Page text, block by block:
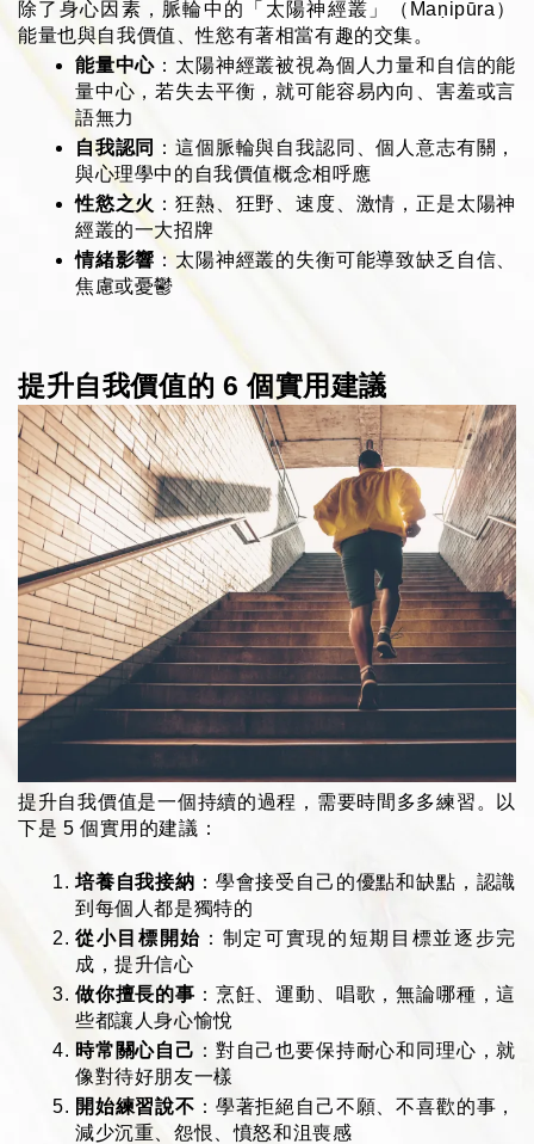
除了身心因素，脈輪中的「太陽神經叢」（Maṇipūra）
能量也與自我價值、性慾有著相當有趣的交集。
能量中心 ：太陽神經叢被視為個人力量和自信的能
量中心，若失去平衡，就可能容易內向、害羞或言
語無力
自我認同
：這個脈輪與自我認同、個人意志有關，
與心理學中的自我價值概念相呼應
性慾之火 ：狂熱、狂野、速度、激情，正是太陽神
經叢的一大招牌
情緒影響 ：太陽神經叢的失衡可能導致缺乏自信、
焦慮或憂鬱
提升自我價值的 6 個實用建議
提升自我價值是一個持續的過程，需要時間多多練習。以
下是 5 個實用的建議：
培養自我接納 ：學會接受自己的優點和缺點，認識
到每個人都是獨特的
從小目標開始 ：制定可實現的短期目標並逐步完
成，提升信心
做你擅長的事 ：烹飪、運動、唱歌，無論哪種，這
些都讓人身心愉悅
時常關心自己 ：對自己也要保持耐心和同理心，就
像對待好朋友一樣
開始練習說不 ：學著拒絕自己不願、不喜歡的事，
減少沉重、怨恨、憤怒和沮喪感